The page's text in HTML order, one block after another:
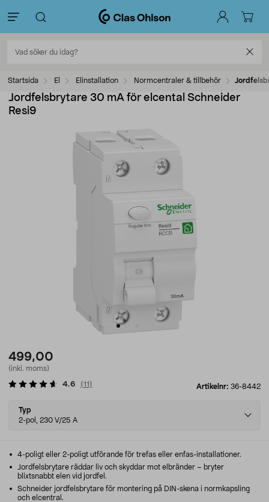
Startsida El Elinstallation Normcentraler & tillbehör
Jordfelsbrytare 30 mA för elcental Schneider
Resi9
499,00
(inkl. moms)
Artikelnr: 36-8442
4.6 (11 )
Select
variant
Typ
2-pol, 230 V/25 A
4-poligt eller 2-poligt utförande för trefas eller enfas-installationer.
Jordfelsbrytare räddar liv och skyddar mot elbränder – bryter
blixtsnabbt elen vid jordfel.
Schneider jordfelsbrytare för montering på DIN-skena i normkapsling
och elcentral.